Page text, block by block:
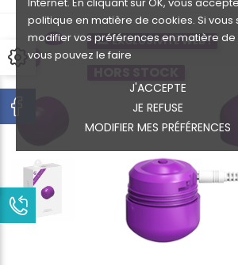
politique en matière de cookies. Si vous
modifier vos préférences en matière de
vous pouvez le faire
J'ACCEPTE
JE REFUSE
MODIFIER MES PRÉFÉRENCES
EXCLUSIVITÉ WEB !